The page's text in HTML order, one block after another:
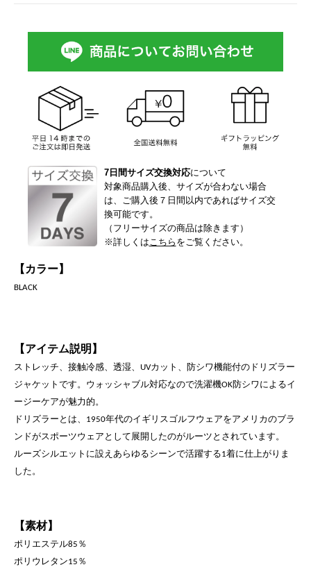
7日間サイズ交換対応について
対象商品購入後、サイズが合わない場合
は、ご購入後７日間以内であればサイズ交
換可能です。
（フリーサイズの商品は除きます）
※詳しくは こちら をご覧ください。
【カラー】
BLACK
【アイテム説明】
ストレッチ、接触冷感、透湿、 UVカット、防シワ機能付のドリズラー
ジャケットです。ウォッシャブル対応なので洗濯機OK防シワによるイ
ージーケアが魅力的。
ドリズラーとは、
1950年代のイギリスゴルフウェアをアメリカのブラ
ンドがスポーツウェアとして 展開したのがルーツとされています。
ルーズシルエットに設え あらゆるシーンで活躍する1着に仕上がりま
した。
【素材】
ポリエステル85 ％
ポリウレタン15 ％